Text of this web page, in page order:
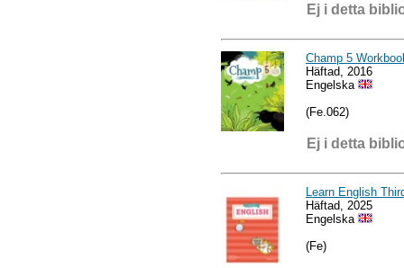
Ej i detta
Champ 5
Häftad, 2016
Engelska
(Fe.062)
Ej i detta
Learn English
Häftad, 2025
Engelska
(Fe)